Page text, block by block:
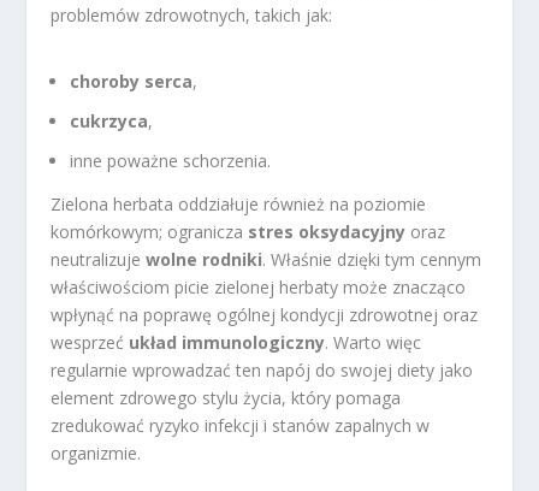
problemów zdrowotnych, takich jak:
choroby serca,
cukrzyca,
inne poważne schorzenia.
Zielona herbata oddziałuje również na poziomie
komórkowym; ogranicza stres oksydacyjny oraz
neutralizujewolne rodniki. Właśnie dzięki tym cennym
właściwościom picie zielonej herbaty może znacząco
wpłynąć na poprawę ogólnej kondycji zdrowotnej oraz
wesprzeć układ immunologiczny. Warto więc
regularnie wprowadzać ten napój do swojej diety jako
element zdrowego stylu życia, który pomaga
zredukować ryzyko infekcji i stanów zapalnych w
organizmie.